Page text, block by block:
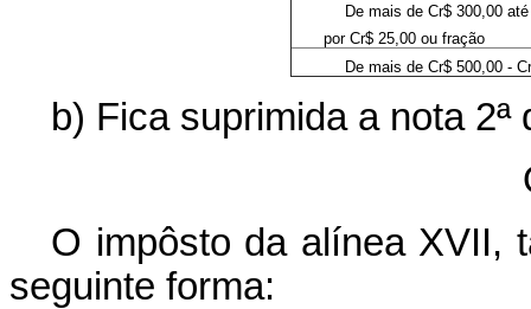
De mais de Cr$ 300,00
por Cr$ 25,00 ou fração
De mais de Cr$ 500,00 -
b) Fica suprimida a nota 2ª
O impôsto da alínea XVII,
seguinte forma: